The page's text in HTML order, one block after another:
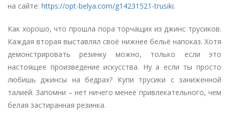
на сайте: https://opt-belya.com/g14231521-trusiki.
Как хорошо, что прошла пора торчащих из джинс трусиков.
Каждая вторая выставлял своё нижнее бельё напоказ. Хотя
демонстрировать резинку можно, только если это
настоящее произведение искусства. Ну а если ты просто
любишь джинсы на бедрах? Купи трусики с заниженной
талией. Запомни – нет ничего менее привлекательного, чем
белая застиранная резинка.